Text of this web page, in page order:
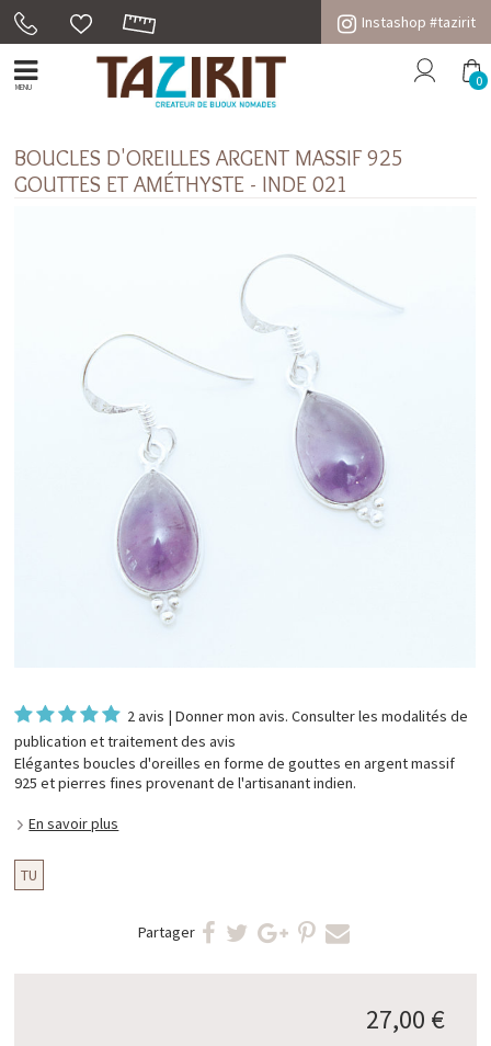
Instashop #tazirit
MENU 0
BOUCLES D'OREILLES ARGENT MASSIF 925
GOUTTES ET AMÉTHYSTE - INDE 021
2 avis |Donner mon avis. Consulter lesmodalités de
publication et traitement des avis
Elégantes boucles d'oreilles en forme de gouttes en argent massif
925 et pierres fines provenant de l'artisanant indien.
En savoir plus
TU
Partager
27,00 €